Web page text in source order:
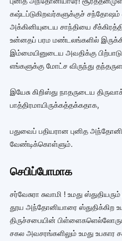
கஷ்டப்டுகிறவர்களுக்குச் சந்தோஷம்
அக்கினியுடைய சாந்தியை
உன்னதப் பரம மண்டலங்களில்
இம்மையினுடைய அவதிக்கு
எங்களுக்கு மோட்ச விருந்து
இயேசு கிறிஸ்து நாதருடைய
பாத்திரமாயிருக்கத்தக்கதாக,
பதுவைப் பதியரான புனித
வேண்டிக்கொள்ளும்.
செபிப்போமாக
சர்வேசுரா சுவாமி ! உமது
தூய அந்தோனியாரை ஸ்துதிக்கிற
திருச்சபையின்
சகல அவசரங்களிலும் உமது